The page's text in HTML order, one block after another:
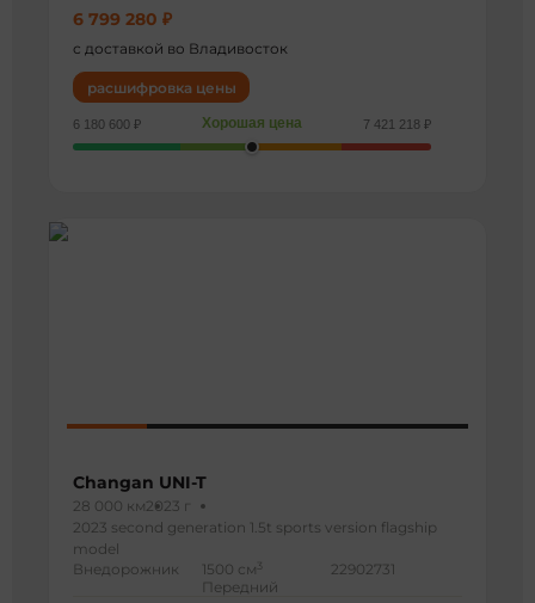
6 799 280 ₽
с доставкой во Владивосток
расшифровка цены
6 180 600 ₽ Хорошая цена 7 421 218 ₽
Changan UNI-T
28 000 км2023 г
2023 second generation 1.5t sports version flagship
model
Внедорожник
1500 см 3
Передний
22902731